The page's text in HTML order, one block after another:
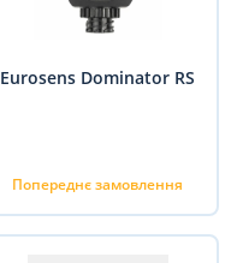
Eurosens Dominator RS
Попереднє замовлення